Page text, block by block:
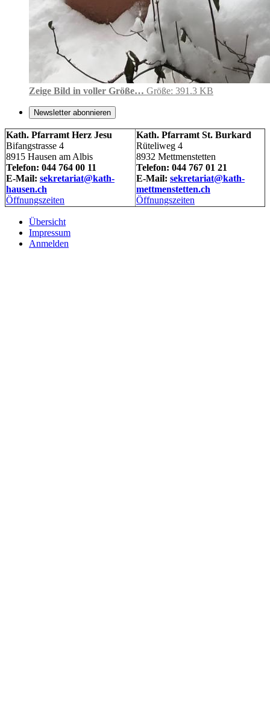
Zeige Bild in voller Größe… Größe: 391.3 KB
Newsletter abonnieren
Kath. Pfarramt Herz Jesu
Bifangstrasse 4
8915 Hausen am Albis
Telefon: 044 764 00 11
E-Mail: sekretariat@kath-
hausen.ch
Öffnungszeiten
Kath. Pfarramt St. Burkard
Rüteliweg 4
8932 Mettmenstetten
Telefon: 044 767 01 21
E-Mail: sekretariat@kath-
mettmenstetten.ch
Öffnungszeiten
Übersicht
Impressum
Anmelden